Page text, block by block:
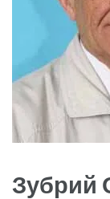
Зубрий